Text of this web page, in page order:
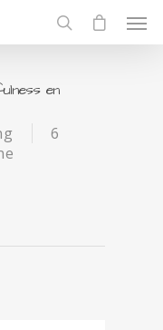
en
6